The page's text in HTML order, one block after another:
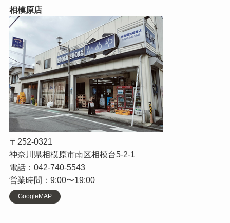
相模原店
〒252-0321
神奈川県相模原市南区相模台5-2-1
電話：042-740-5543
営業時間：9:00〜19:00
GoogleMAP